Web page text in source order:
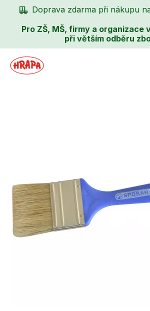
Doprava zdarma při nákupu
Pro ZŠ, MŠ, firmy a organizace
při větším odběru